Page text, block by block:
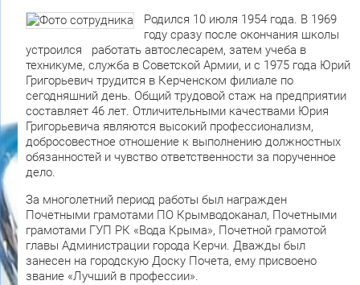
Родился 10 июля 1954 года. В 1969
году сразу после окончания школы
устроился работать автослесарем, затем учеба в
техникуме, служба в Советской Армии, и с 1975 года Юрий
Григорьевич трудится в Керченском филиале по
сегодняшний день. Общий трудовой стаж на предприятии
составляет 46 лет. Отличительными качествами Юрия
Григорьевича являются высокий профессионализм,
добросовестное отношение к выполнению должностных
обязанностей и чувство ответственности за порученное
дело.
За многолетний период работы был награжден
Почетными грамотами ПО Крымводоканал, Почетными
грамотами ГУП РК «Вода Крыма», Почетной грамотой
главы Администрации города Керчи. Дважды был
занесен на городскую Доску Почета, ему присвоено
звание «Лучший в профессии».